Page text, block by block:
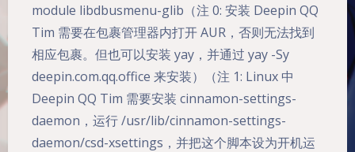
Dark Mode
module libdbusmenu-glib（注 0: 安装 Deepin QQ
Tim 需要在包裹管理器内打开 AUR，否则无法找到
相应包裹。但也可以安装 yay，并通过 yay -Sy
deepin.com.qq.office 来安装）（注 1: Linux 中
Deepin QQ Tim 需要安装 cinnamon-settings-
daemon，运行 /usr/lib/cinnamon-settings-
daemon/csd-xsettings，并把这个脚本设为开机运